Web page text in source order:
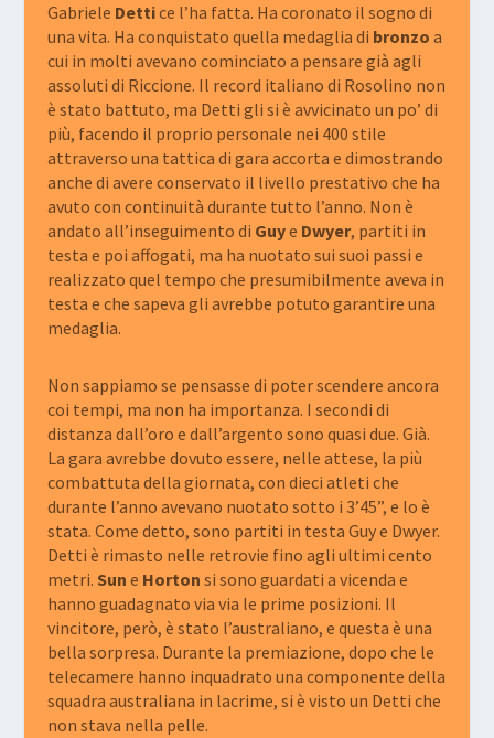
Gabriele Dettice l’ha fatta. Ha coronato il sogno di
una vita. Ha conquistato quella medaglia di bronzo a
cui in molti avevano cominciato a pensare già agli
assoluti di Riccione. Il record italiano di Rosolino non
è stato battuto, ma Detti gli si è avvicinato un po’ di
più, facendo il proprio personale nei 400 stile
attraverso una tattica di gara accorta e dimostrando
anche di avere conservato il livello prestativo che ha
avuto con continuità durante tutto l’anno. Non è
andato all’inseguimento di Guye Dwyer, partiti in
testa e poi affogati, ma ha nuotato sui suoi passi e
realizzato quel tempo che presumibilmente aveva in
testa e che sapeva gli avrebbe potuto garantire una
medaglia.
Non sappiamo se pensasse di poter scendere ancora
coi tempi, ma non ha importanza. I secondi di
distanza dall’oro e dall’argento sono quasi due. Già.
La gara avrebbe dovuto essere, nelle attese, la più
combattuta della giornata, con dieci atleti che
durante l’anno avevano nuotato sotto i 3’45”, e lo è
stata. Come detto, sono partiti in testa Guy e Dwyer.
Detti è rimasto nelle retrovie fino agli ultimi cento
metri. Sun e Horton si sono guardati a vicenda e
hanno guadagnato via via le prime posizioni. Il
vincitore, però, è stato l’australiano, e questa è una
bella sorpresa. Durante la premiazione, dopo che le
telecamere hanno inquadrato una componente della
squadra australiana in lacrime, si è visto un Detti che
non stava nella pelle.